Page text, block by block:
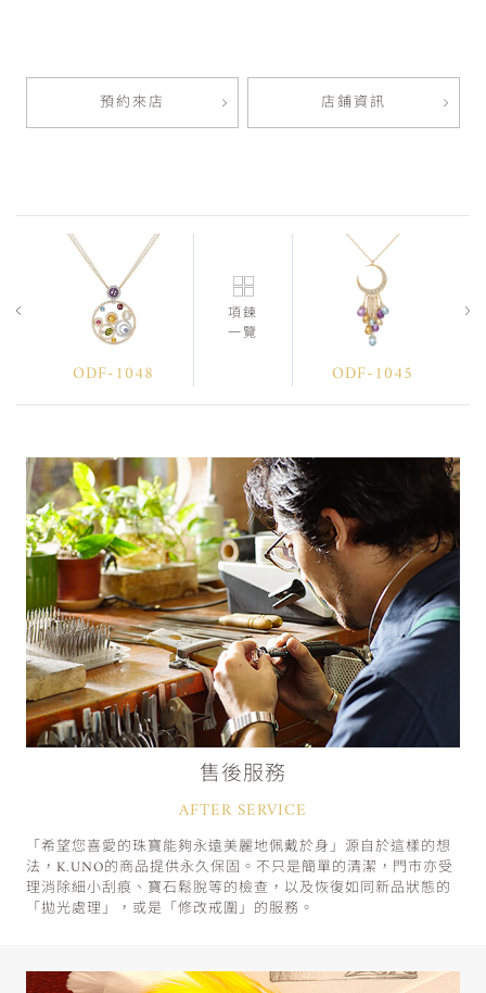
預約來店 店鋪資訊
ODF-1048
項鍊
一覽
ODF-1045
售後服務
AFTER SERVICE
「希望您喜愛的珠寶能夠永遠美麗地佩戴於身」源自於這樣的想
法，K.UNO的商品提供永久保固。不只是簡單的清潔，門市亦受
理消除細小刮痕、寶石鬆脫等的檢查，以及恢復如同新品狀態的
「拋光處理」，或是「修改戒圍」的服務。